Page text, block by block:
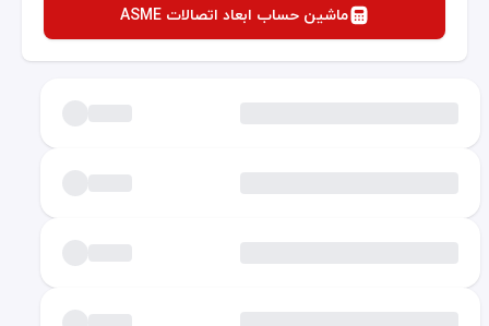
ماشین حساب ابعاد اتصالات ASME